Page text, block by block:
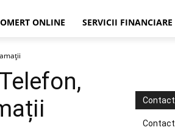
ONLINE SERVICII FINANCIARE